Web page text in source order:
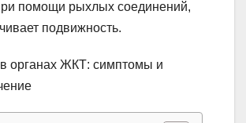
помощи рыхлых соединений,
подвижность.